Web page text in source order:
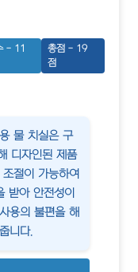
- 11
총점 - 19
점
물 치실은 구
디자인된 제품
절이 가능하여
받아 안전성이
용의 불편을 해
니다.